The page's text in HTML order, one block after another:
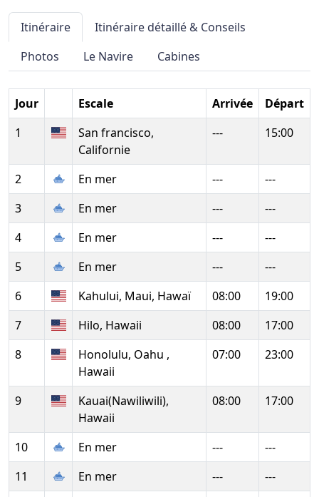
Itinéraire
Itinéraire détaillé & Conseils
Photos
Le Navire Cabines
Jour Escale Arrivée
Départ
1
San francisco,
Californie
--- 15:00
2 En mer ---
---
3
En mer ---
---
4
En mer ---
---
5
En mer ---
---
6
Kahului, Maui, Hawaï 08:00
19:00
7
Hilo, Hawaii 08:00
17:00
8
Honolulu, Oahu ,
Hawaii
07:00 23:00
9
Kauai(Nawiliwili),
Hawaii
08:00 17:00
10 En mer ---
---
11
En mer ---
---